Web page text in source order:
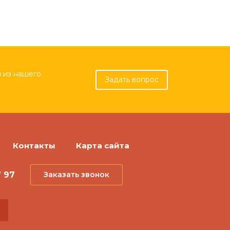
из нашего
Задать вопрос
Контакты Карта сайта
97 Заказать звонок